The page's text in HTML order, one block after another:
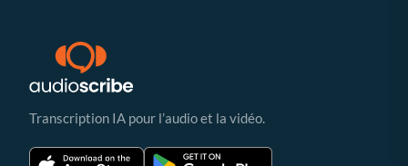
Transcription IA pour l’audio et la vidéo.